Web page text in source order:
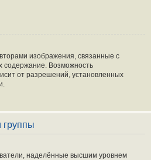
изображения, связанные с
Возможность
от разрешений, установленных
группы
наделённые высшим уровнем